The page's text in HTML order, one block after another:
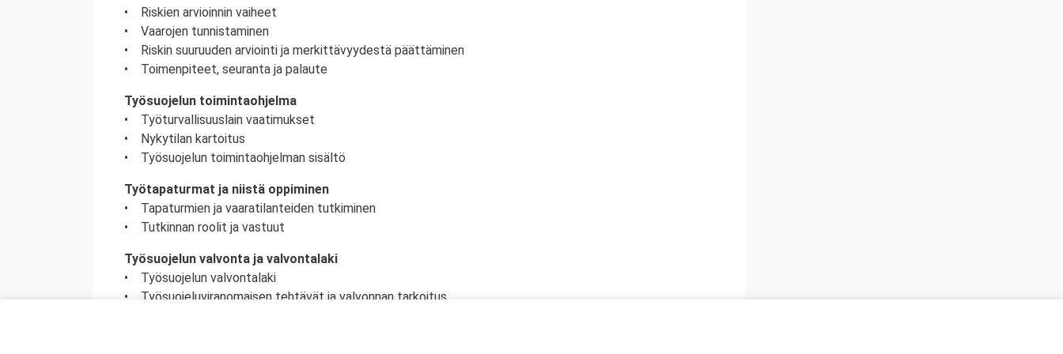
• Riskien arvioinnin vaiheet
• Vaarojen tunnistaminen
• Riskin suuruuden arviointi ja merkittävyydestä päättäminen
• Toimenpiteet, seuranta ja palaute
Työsuojelun toimintaohjelma
• Työturvallisuuslain vaatimukset
• Nykytilan kartoitus
• Työsuojelun toimintaohjelman sisältö
Työtapaturmat ja niistä oppiminen
• Tapaturmien ja vaaratilanteiden tutkiminen
• Tutkinnan roolit ja vastuut
Työsuojelun valvonta ja valvontalaki
• Työsuojelun valvontalaki
• Työsuojeluviranomaisen tehtävät ja valvonnan tarkoitus